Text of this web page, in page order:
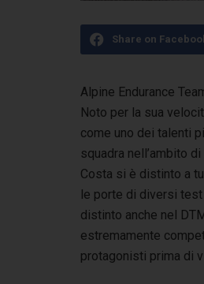
Share on
Alpine Endurance
Noto per la sua
come uno dei talenti
squadra nell’ambito
Costa si è distinto a
le porte di diversi test
distinto anche nel
estremamente
protagonisti prima di